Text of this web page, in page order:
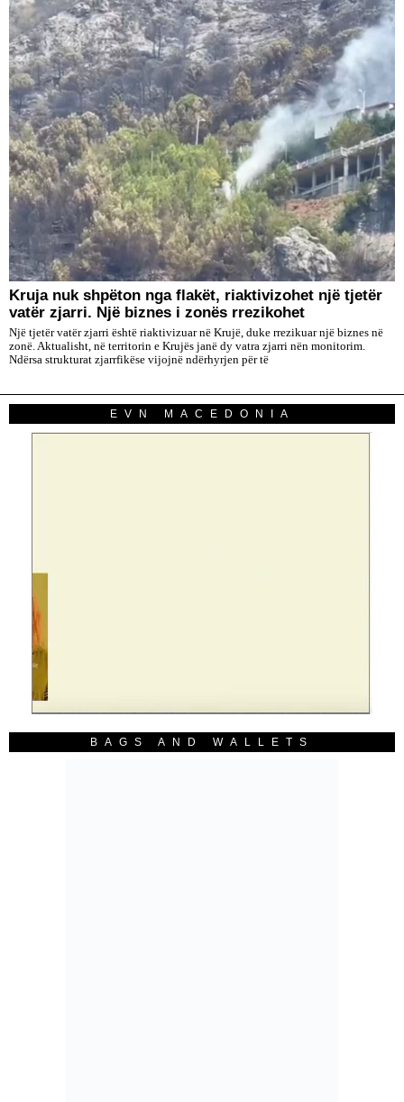
Kruja nuk shpëton nga flakët, riaktivizohet një tjetër
vatër zjarri. Një biznes i zonës rrezikohet
Një tjetër vatër zjarri është riaktivizuar në Krujë, duke rrezikuar një biznes në
zonë. Aktualisht, në territorin e Krujës janë dy vatra zjarri nën monitorim.
Ndërsa strukturat zjarrfikëse vijojnë ndërhyrjen për të
EVN MACEDONIA
BAGS AND WALLETS